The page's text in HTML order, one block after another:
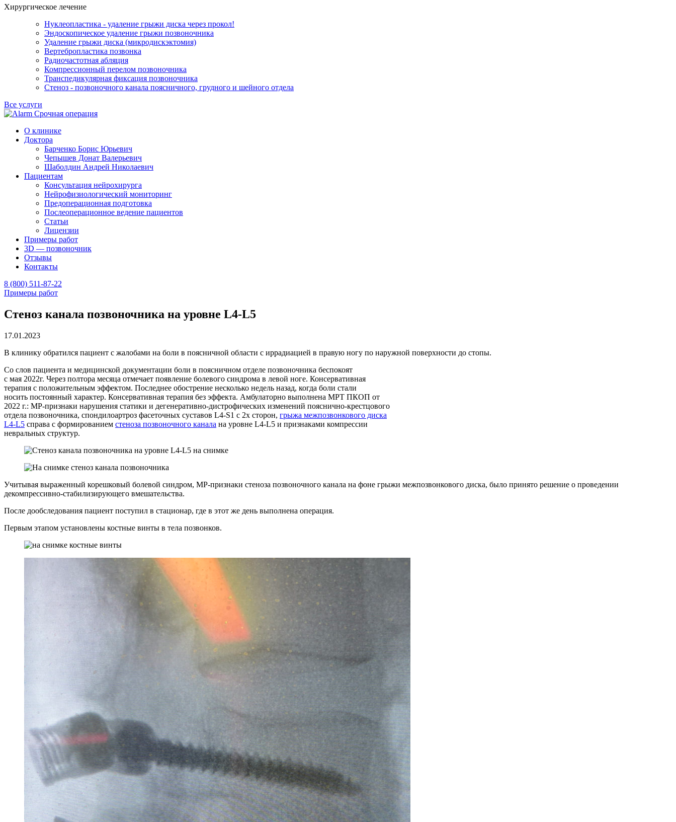
Хирургическое лечение
Нуклеопластика - удаление грыжи диска через прокол!
Эндоскопическое удаление грыжи позвоночника
Удаление грыжи диска (микродискэктомия)
Вертебропластика позвонка
Радиочастотная абляция
Компрессионный перелом позвоночника
Транспедикулярная фиксация позвоночника
Стеноз - позвоночного канала поясничного, грудного и шейного отдела
Все услуги
Срочная операция
О клинике
Доктора
Барченко Борис Юрьевич
Чепышев Донат Валерьевич
Шаболдин Андрей Николаевич
Пациентам
Консультация нейрохирурга
Нейрофизиологический мониторинг
Предоперационная подготовка
Послеоперационное ведение пациентов
Статьи
Лицензии
Примеры работ
3D — позвоночник
Отзывы
Контакты
8 (800) 511-87-22
Примеры работ
Стеноз канала позвоночника на уровне L4-L5
17.01.2023
В клинику обратился пациент с жалобами на боли в поясничной области с иррадиацией в правую ногу по наружной поверхности до стопы.
Со слов пациента и медицинской документации боли в поясничном отделе позвоночника беспокоят
с мая 2022г. Через полтора месяца отмечает появление болевого синдрома в левой ноге. Консервативная
терапия с положительным эффектом. Последнее обострение несколько недель назад, когда боли стали
носить постоянный характер. Консервативная терапия без эффекта. Амбулаторно выполнена МРТ ПКОП от
2022 г.: МР-признаки нарушения статики и дегенеративно-дистрофических изменений пояснично-крестцового
отдела позвоночника, спондилоартроз фасеточных суставов L4-S1 с 2х сторон, грыжа межпозвонкового диска
L4-L5 справа с формированием стеноза позвоночного канала на уровне L4-L5 и признаками компрессии
невральных структур.
Учитывая выраженный корешковый болевой синдром, МР-признаки стеноза позвоночного канала на фоне грыжи межпозвонкового диска, было принято решение о проведении
декомпрессивно-стабилизирующего вмешательства.
После дообследования пациент поступил в стационар, где в этот же день выполнена операция.
Первым этапом установлены костные винты в тела позвонков.